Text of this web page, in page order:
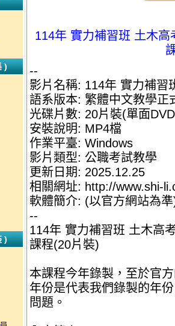
)
)
114年 實力補習班 土木
--
影片名稱: 114年 實力補習
語系版本: 繁體中文教學正
光碟片數: 20片裝(單面
安裝說明: MP4檔
作業平臺: Windows
影片類型: 公職考試教學
更新日期: 2025.12.25
相關網址: http://www.shi-
軟體簡介: (以官方網站為
--
114年 實力補習班 土木高
課程(20片裝)
本課程今年錄製，至於官
年份是代表我們錄製的年
問題。